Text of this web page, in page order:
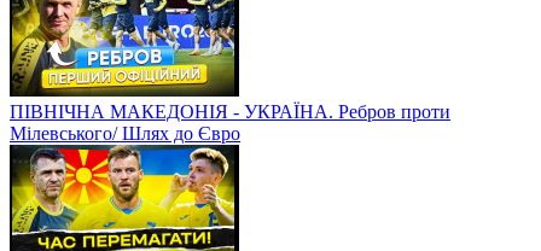
ПІВНІЧНА МАКЕДОНІЯ - УКРАЇНА. Ребров проти
Мілевського/ Шлях до Євро